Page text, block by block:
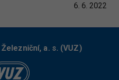
6. 6. 2022
a. s. (VUZ)